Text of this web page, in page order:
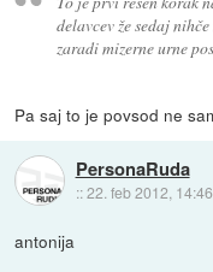
delavcev že sedaj
zaradi mizerne urne
Pa saj to je povsod ne
PersonaRuda
::22. feb 2012, 14:46
antonija